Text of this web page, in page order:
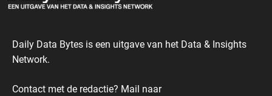
Daily Data Bytes is een uitgave van het Data & Insights
Network.
Contact met de redactie? Mail naar